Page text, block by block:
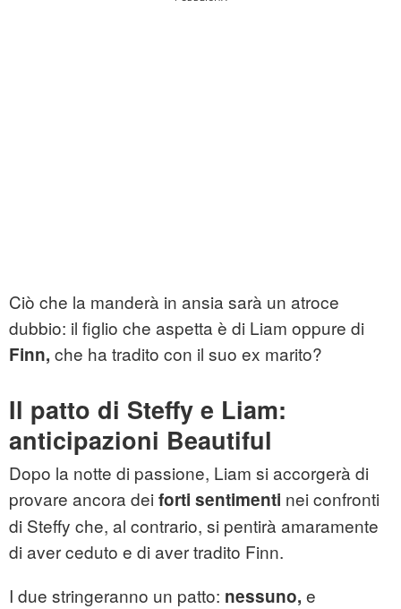
Ciò che la manderà in ansia sarà un atroce
dubbio: il figlio che aspetta è di Liam oppure di
Finn, che ha tradito con il suo ex marito?
Il patto di Steffy e Liam:
anticipazioni Beautiful
Dopo la notte di passione, Liam si accorgerà di
provare ancora dei forti sentimenti nei confronti
di Steffy che, al contrario, si pentirà amaramente
di aver ceduto e di aver tradito Finn.
I due stringeranno un patto: nessuno, e